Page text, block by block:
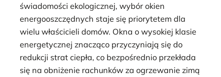
świadomości ekologicznej, wybór okien
energooszczędnych staje się priorytetem dla
wielu właścicieli domów. Okna o wysokiej klasie
energetycznej znacząco przyczyniają się do
redukcji strat ciepła, co bezpośrednio przekłada
się na obniżenie rachunków za ogrzewanie zimą